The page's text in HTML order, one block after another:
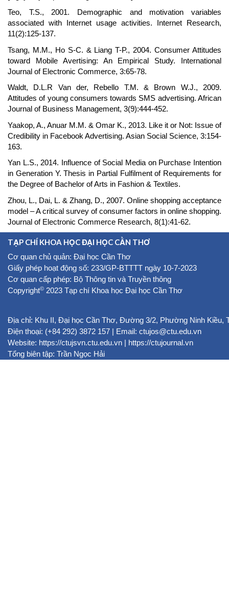
Teo, T.S., 2001. Demographic and motivation variables
associated with Internet usage activities. Internet Research,
11(2):125-137.
Tsang, M.M., Ho S-C. & Liang T-P., 2004. Consumer Attitudes
toward Mobile Avertising: An Empirical Study. International
Journal of Electronic Commerce, 3:65-78.
Waldt, D.L.R Van der, Rebello T.M. & Brown W.J., 2009.
Attitudes of young consumers towards SMS advertising. African
Journal of Business Management, 3(9):444-452.
Yaakop, A., Anuar M.M. & Omar K., 2013. Like it or Not: Issue of
Credibility in Facebook Advertising. Asian Social Science, 3:154-
163.
Yan L.S., 2014. Influence of Social Media on Purchase Intention
in Generation Y. Thesis in Partial Fulfilment of Requirements for
the Degree of Bachelor of Arts in Fashion & Textiles.
Zhou, L., Dai, L. & Zhang, D., 2007. Online shopping acceptance
model – A critical survey of consumer factors in online shopping.
Journal of Electronic Commerce Research, 8(1):41-62.
TẠP CHÍ KHOA HỌC ĐẠI HỌC CẦN THƠ
Cơ quan chủ quản: Đại học Cần Thơ
Giấy phép hoạt động số: 233/GP-BTTTT ngày 10-7-2023
Cơ quan cấp phép: Bộ Thông tin và Truyền thông
Copyright© 2023 Tạp chí Khoa học Đại học Cần Thơ
Địa chỉ: Khu II, Đại học Cần Thơ, Đường 3/2, Phường Ninh Kiều,
Điện thoại: (+84 292) 3872 157 | Email: ctujos@ctu.edu.vn
Website: https://ctujsvn.ctu.edu.vn | https://ctujournal.vn
Tổng biên tập: Trần Ngọc Hải